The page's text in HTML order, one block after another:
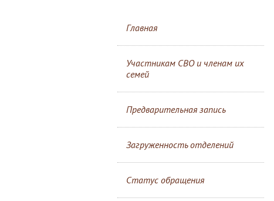
Главная
Участникам СВО и членам их
семей
Предварительная запись
Загруженность отделений
Статус обращения